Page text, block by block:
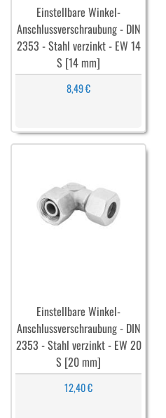
Einstellbare Winkel-
Anschlussverschraubung - DIN
2353 - Stahl verzinkt - EW 14
S [14 mm]
8,49 €
Einstellbare Winkel-
Anschlussverschraubung - DIN
2353 - Stahl verzinkt - EW 20
S [20 mm]
12,40 €